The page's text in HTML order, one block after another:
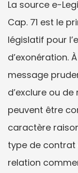
La source e-
Cap. 71 est le
législatif pour
d’exonération.
message
d’exclure ou
peuvent être
caractère
type de contrat
relation